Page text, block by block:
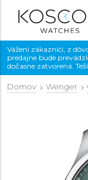
Vážení zákazníci, z
predajne bude
dočasne zatvorená.
Domov Wenger